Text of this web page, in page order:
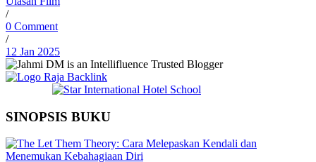
/
0 Comment
/
12 Jan 2025
SINOPSIS BUKU